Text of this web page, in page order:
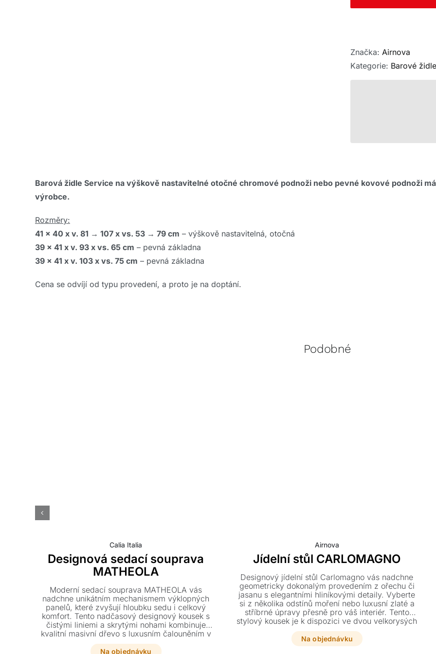
Značka: Airnova
Kategorie: Barové židle
Barová židle Service na výškově nastavitelné otočné chromové podnoži nebo pevné kovové podnoži má
výrobce.
Rozměry:
41 x 40 x v. 81 → 107 x vs. 53 → 79 cm – výškově nastavitelná, otočná
39 x 41 x v. 93 x vs. 65 cm – pevná základna
39 x 41 x v. 103 x vs. 75 cm – pevná základna
Cena se odvíjí od typu provedení, a proto je na doptání.
Podobné
Calia Italia
Designová sedací souprava
MATHEOLA
Moderní sedací souprava MATHEOLA vás
nadchne unikátním mechanismem výklopných
panelů, které zvyšují hloubku sedu i celkový
komfort. Tento nadčasový designový kousek s
čistými liniemi a skrytými nohami kombinuje
kvalitní masivní dřevo s luxusním čalouněním v
kůži či látce. Dopřejte si stylový odpočinek v
modelu, který se dokonale přizpůsobí vašim
Na objednávku
Airnova
Jídelní stůl CARLOMAGNO
Designový jídelní stůl Carlomagno vás nadchne
geometricky dokonalým provedením z ořechu či
jasanu s elegantními hliníkovými detaily. Vyberte
si z několika odstínů moření nebo luxusní zlaté a
stříbrné úpravy přesně pro váš interiér. Tento
stylový kousek je k dispozici ve dvou velkorysých
rozměrech pro dokonalý požitek z každého
stolování.
Na objednávku